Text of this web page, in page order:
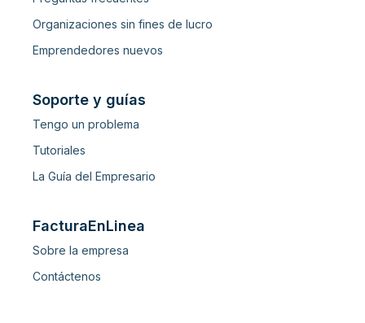
Organizaciones sin fines de lucro
Emprendedores nuevos
Soporte y guías
Tengo un problema
Tutoriales
La Guía del Empresario
FacturaEnLinea
Sobre la empresa
Contáctenos